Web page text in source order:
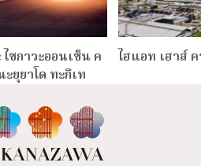
ซกาวะออนเซ็น ค
ะยุยาโด ทะกิเท
ไฮแอท เฮาส์